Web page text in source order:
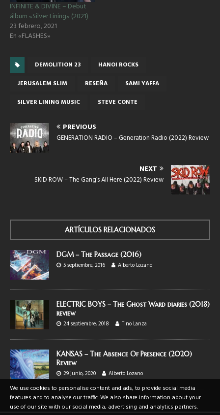
INFINITE & DIVINE – Debut
álbum «Silver Lining» (2021)
23 febrero, 2021
En «FLASHES»
DEMOLITION 23
HANOI ROCKS
JERUSALEM SLIM
RESEÑA
SAMI YAFFA
SILVER LINING MUSIC
STEVE CONTE
PREVIOUS
GENERATION RADIO – Generation Radio (2022) Review
NEXT
SKID ROW – The Gang’s All Here (2022) Review
ARTÍCULOS RELACIONADOS
DGM – The Passage (2016)
5 septiembre, 2016
Alberto Lozano
ELECTRIC BOYS – The Ghost Ward diaries (2018)
review
24 septiembre, 2018
Tino Lanza
KANSAS – The Absence Of Presence (2020)
Review
29 junio, 2020
Alberto Lozano
We use cookies to personalise content and ads, to provide social media
features and to analyse our traffic. We also share information about your
use of our site with our social media, advertising and analytics partners.